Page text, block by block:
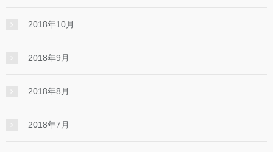
2018年10月
2018年9月
2018年8月
2018年7月